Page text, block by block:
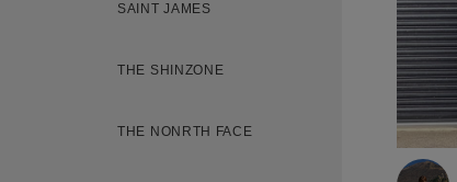
SAINT JAMES
THE SHINZONE
THE NONRTH FACE